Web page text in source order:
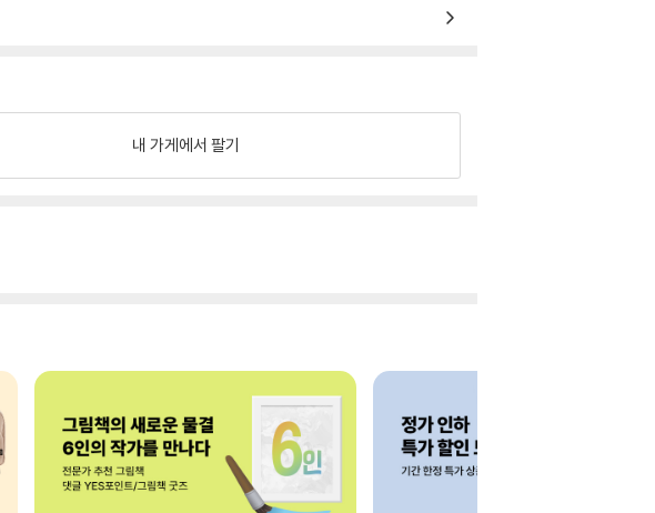
내 가게에서 팔기